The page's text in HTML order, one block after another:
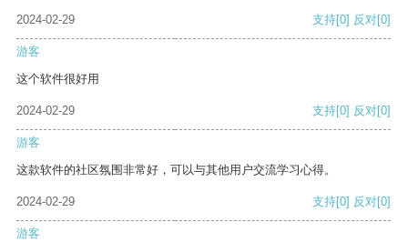
2024-02-29 支持[0] 反对[0]
游客
这个软件很好用
2024-02-29 支持[0] 反对[0]
游客
这款软件的社区氛围非常好，可以与其他用户交流学习心得。
2024-02-29 支持[0] 反对[0]
游客